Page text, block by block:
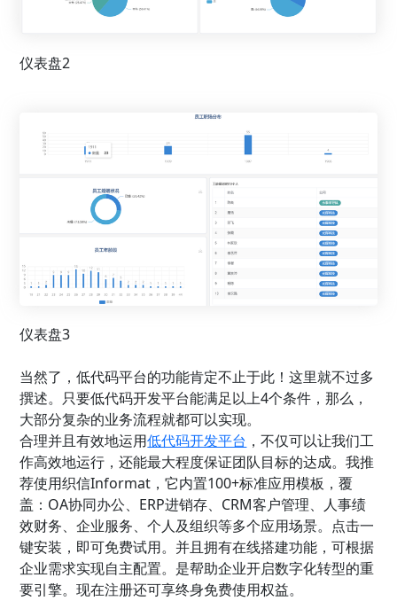
仪表盘2
仪表盘3
当然了，低代码平台的功能肯定不止于此！这里就不过多
撰述。只要低代码开发平台能满足以上4个条件，那么，
大部分复杂的业务流程就都可以实现。
合理并且有效地运用低代码开发平台 ，不仅可以让我们工
作高效地运行，还能最大程度保证团队目标的达成。我推
荐使用织信Informat，它内置100+标准应用模板，覆
盖：OA协同办公、ERP进销存、CRM客户管理、人事绩
效财务、企业服务、个人及组织等多个应用场景。点击一
键安装，即可免费试用。并且拥有在线搭建功能，可根据
企业需求实现自主配置。是帮助企业开启数字化转型的重
要引擎。现在注册还可享终身免费使用权益。